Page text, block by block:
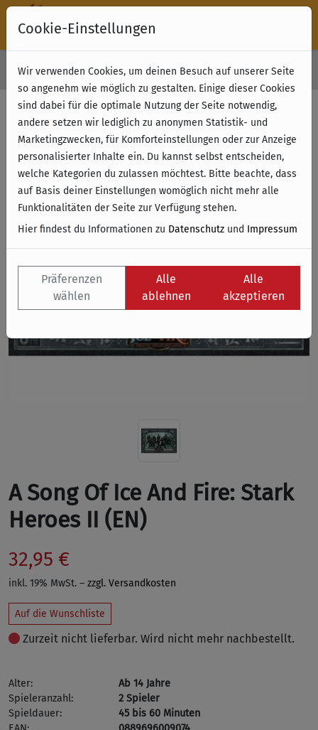
Kostenloser Versand & Retoure ab 49 € (innerhalb Deutschlands)
A Song Of Ice And Fire: Stark
Heroes II (EN)
32,95 €
inkl. 19% MwSt. – zzgl. Versandkosten
Auf die Wunschliste
Zurzeit nicht lieferbar. Wird nicht mehr nachbestellt.
Alter:
Ab 14 Jahre
Spieleranzahl:
2 Spieler
Spieldauer:
45 bis 60 Minuten
Cookie-Einstellungen
Wir verwenden Cookies, um deinen Besuch auf unserer Seite
so angenehm wie möglich zu gestalten. Einige dieser Cookies
sind dabei für die optimale Nutzung der Seite notwendig,
andere setzen wir lediglich zu anonymen Statistik- und
Marketingzwecken, für Komforteinstellungen oder zur Anzeige
personalisierter Inhalte ein. Du kannst selbst entscheiden,
welche Kategorien du zulassen möchtest. Bitte beachte, dass
auf Basis deiner Einstellungen womöglich nicht mehr alle
Funktionalitäten der Seite zur Verfügung stehen.
Hier findest du Informationen zu Datenschutz und Impressum
Präferenzen
wählen
Alle
ablehnen
Alle
akzeptieren